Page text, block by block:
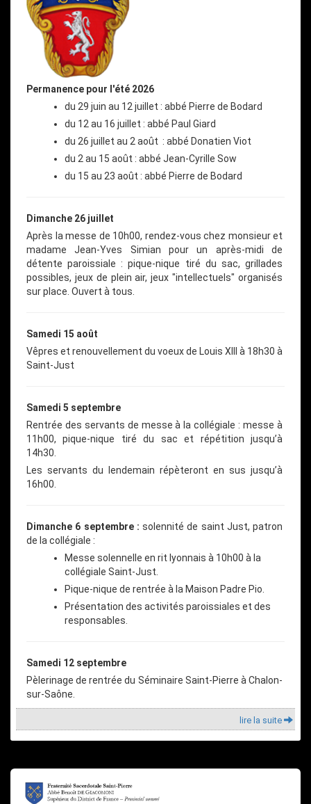
Permanence pour l'été 2026
du 29 juin au 12 juillet : abbé Pierre de Bodard
du 12 au 16 juillet : abbé Paul Giard
du 26 juillet au 2 août : abbé Donatien Viot
du 2 au 15 août : abbé Jean-Cyrille Sow
du 15 au 23 août : abbé Pierre de Bodard
Dimanche 26 juillet
Après la messe de 10h00, rendez-vous chez monsieur et
madame Jean-Yves Simian pour un après-midi de
détente paroissiale : pique-nique tiré du sac, grillades
possibles, jeux de plein air, jeux "intellectuels" organisés
sur place. Ouvert à tous.
Samedi 15 août
Vêpres et renouvellement du voeux de Louis XIII à 18h30 à
Saint-Just
Samedi 5 septembre
Rentrée des servants de messe à la collégiale : messe à
11h00, pique-nique tiré du sac et répétition jusqu’à
14h30.
Les servants du lendemain répèteront en sus jusqu’à
16h00.
Dimanche 6 septembre : solennité de saint Just, patron
de la collégiale :
Messe solennelle en rit lyonnais à 10h00 à la
collégiale Saint-Just.
Pique-nique de rentrée à la Maison Padre Pio.
Présentation des activités paroissiales et des
responsables.
Samedi 12 septembre
Pèlerinage de rentrée du Séminaire Saint-Pierre à Chalon-
sur-Saône.
lire la suite